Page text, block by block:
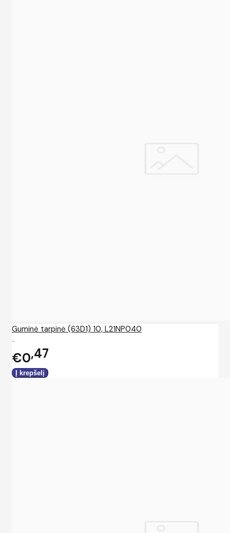
Guminė tarpinė (63D1) 10, L21NP040
..
€0 47